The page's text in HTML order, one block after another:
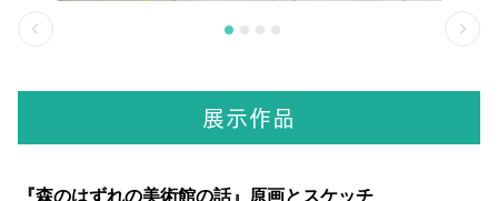
展示作品
『森のはずれの美術館の話』原画とスケッチ